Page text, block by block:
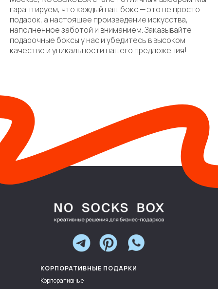
гарантируем, что каждый наш бокс — это не просто
подарок, а настоящее произведение искусства,
наполненное заботой и вниманием. Заказывайте
подарочные боксы у нас и убедитесь в высоком
качестве и уникальности нашего предложения!
КОРПОРАТИВНЫЕ ПОДАРКИ
Корпоративные